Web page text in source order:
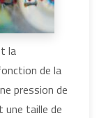
la
de la
pression de
une taille de